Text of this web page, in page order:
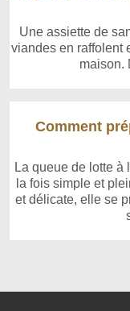
Une assiette de
viandes en raffolent
maison.
Comment
La queue de lotte à
la fois simple et
et délicate, elle se